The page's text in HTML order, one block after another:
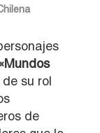
su rol
de